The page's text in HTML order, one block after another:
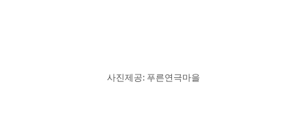
사진제공: 푸른연극마을